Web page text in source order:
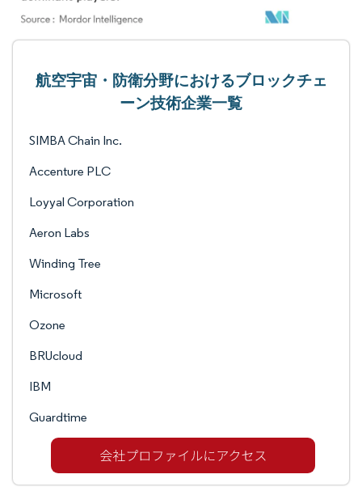
航空宇宙・防衛分野におけるブロックチェ
ーン技術企業一覧
SIMBA Chain Inc.
Accenture PLC
Loyyal Corporation
Aeron Labs
Winding Tree
Microsoft
Ozone
BRUcloud
IBM
Guardtime